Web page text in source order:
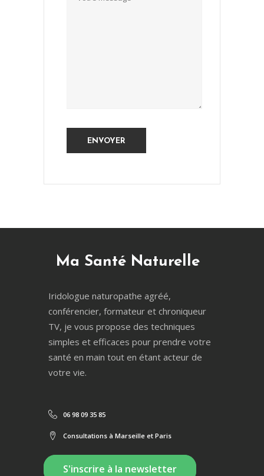
Ma Santé Naturelle
Iridologue naturopathe agréé,
conférencier, formateur et chroniqueur
TV, je vous propose des techniques
simples et efficaces pour prendre votre
santé en main tout en étant acteur de
votre vie.
06 98 09 35 85
Consultations à Marseille et Paris
S'inscrire à la newsletter